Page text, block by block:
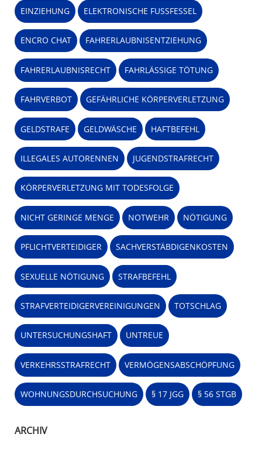
EINZIEHUNG ELEKTRONISCHE FUSSFESSEL
ENCRO CHAT FAHRERLAUBNISENTZIEHUNG
FAHRERLAUBNISRECHT FAHRLÄSSIGE TÖTUNG
FAHRVERBOT GEFÄHRLICHE KÖRPERVERLETZUNG
GELDSTRAFE GELDWÄSCHE HAFTBEFEHL
ILLEGALES AUTORENNEN JUGENDSTRAFRECHT
KÖRPERVERLETZUNG MIT TODESFOLGE
NICHT GERINGE MENGE NOTWEHR NÖTIGUNG
PFLICHTVERTEIDIGER SACHVERSTÄBDIGENKOSTEN
SEXUELLE NÖTIGUNG STRAFBEFEHL
STRAFVERTEIDIGERVEREINIGUNGEN TOTSCHLAG
UNTERSUCHUNGSHAFT UNTREUE
VERKEHRSSTRAFRECHT VERMÖGENSABSCHÖPFUNG
WOHNUNGSDURCHSUCHUNG § 17 JGG § 56 STGB
ARCHIV